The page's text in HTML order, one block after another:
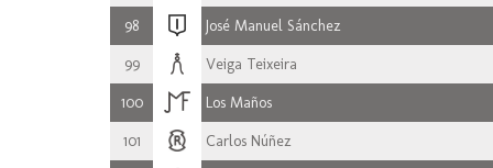
98 José Manuel Sánchez
99 Veiga Teixeira
100 Los Maños
101 Carlos Núñez